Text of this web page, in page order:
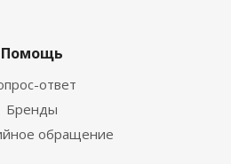
Помощь
ответ
Бренды
обращение